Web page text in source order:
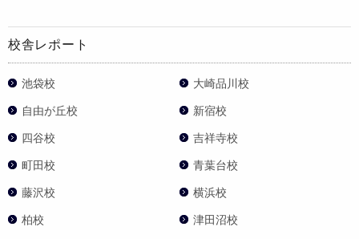
校舎レポート
池袋校 大崎品川校
自由が丘校 新宿校
四谷校 吉祥寺校
町田校 青葉台校
藤沢校 横浜校
柏校 津田沼校